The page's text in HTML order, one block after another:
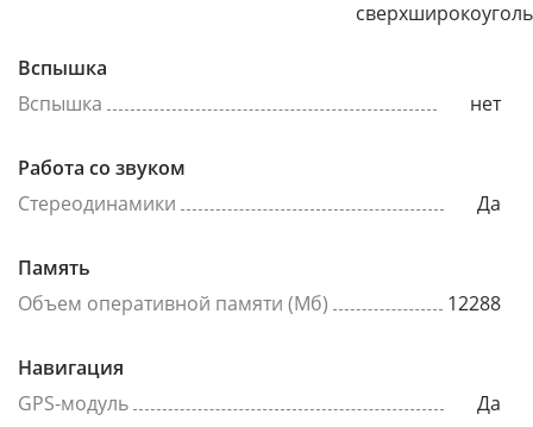
Вспышка
Вспышка
нет
Работа со звуком
Стереодинамики
Да
Память
Объем оперативной памяти (Мб)
12288
Навигация
GPS-модуль
Да